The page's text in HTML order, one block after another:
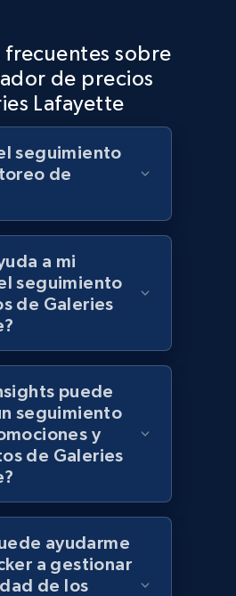
by specified
Product description,
Initial price, Discount,
Comenzar ahora
id, Product name, Price,
Colour, Description, and
Comenzar ahora
by category url
id, Product name, Price,
Colour, Description, and
Comenzar ahora
frecuentes sobre
de precios
Lafayette
seguimiento
de
a mi
seguimiento
de Galeries
puede
seguimiento
y
de Galeries
ayudarme
a gestionar
de los